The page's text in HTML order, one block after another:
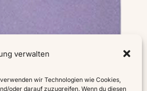
verwalten
wir Technologien wie Cookies,
oder darauf zuzugreifen. Wenn du diesen